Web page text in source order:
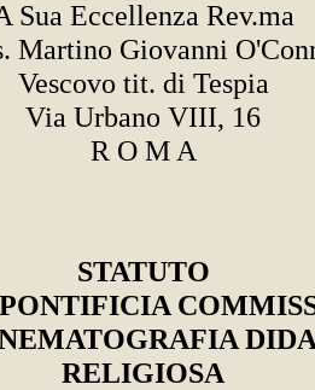
Sua Eccellenza Rev.ma
Martino Giovanni
Vescovo tit. di Tespia
Via Urbano VIII, 16
R O M A
STATUTO
RELIGIOSA